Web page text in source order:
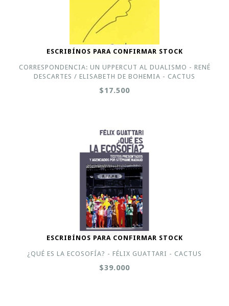
ESCRIBÍNOS PARA CONFIRMAR STOCK
CORRESPONDENCIA: UN UPPERCUT AL DUALISMO - RENÉ
DESCARTES / ELISABETH DE BOHEMIA - CACTUS
$17.500
ESCRIBÍNOS PARA CONFIRMAR STOCK
¿QUÉ ES LA ECOSOFÍA? - FÉLIX GUATTARI - CACTUS
$39.000